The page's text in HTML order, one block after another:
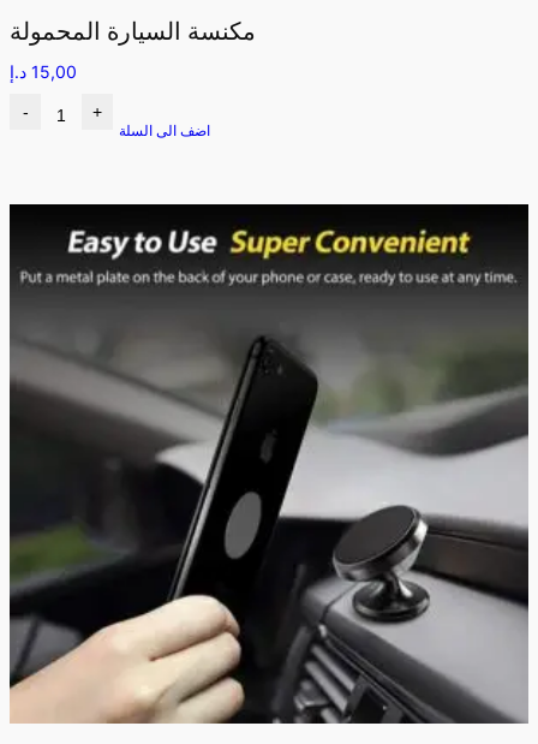
مكنسة السيارة المحمولة
15,00 د.إ
- +
اضف الى السلة